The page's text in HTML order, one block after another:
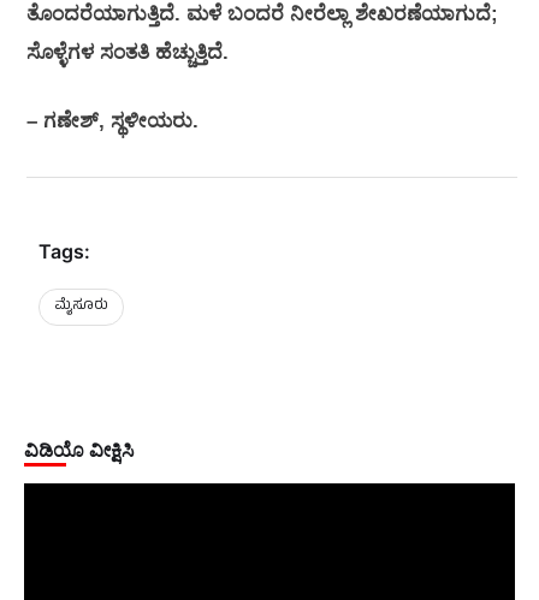
ತೊಂದರೆಯಾಗುತ್ತಿದೆ. ಮಳೆ ಬಂದರೆ ನೀರೆಲ್ಲಾ ಶೇಖರಣೆಯಾಗುದೆ;
ಸೊಳ್ಳೆಗಳ ಸಂತತಿ ಹೆಚ್ಚುತ್ತಿದೆ.
– ಗಣೇಶ್, ಸ್ಥಳೀಯರು.
Tags:
ಮೈಸೂರು
ವಿಡಿಯೊ ವೀಕ್ಷಿಸಿ